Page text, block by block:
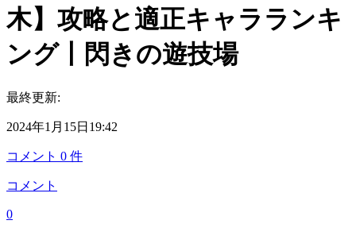
木】攻略と適正キャラランキ
ング丨閃きの遊技場
最終更新:
2024年1月15日19:42
コメント 0 件
コメント
0